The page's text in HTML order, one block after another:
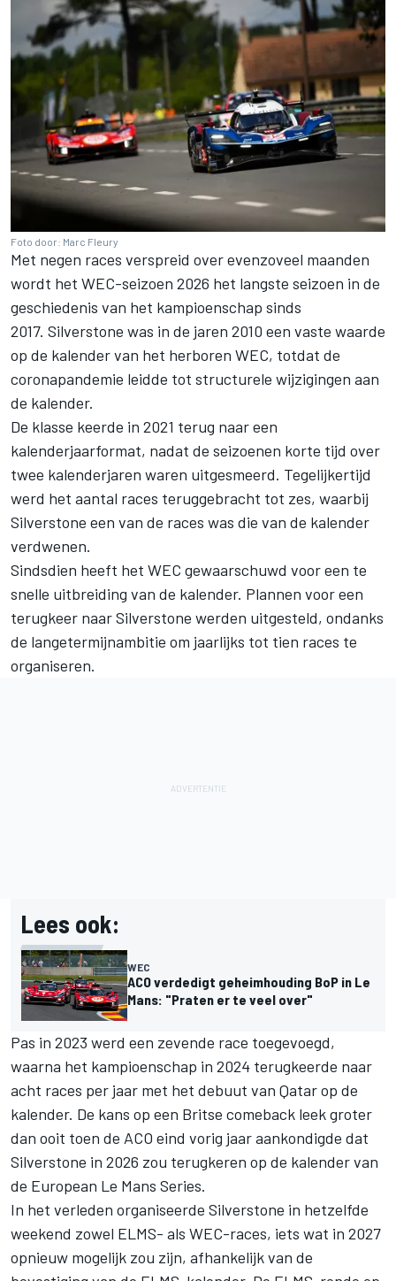
Foto door: Marc Fleury
Met negen races verspreid over evenzoveel maanden
wordt het WEC-seizoen 2026 het langste seizoen in de
geschiedenis van het kampioenschap sinds
2017. Silverstone was in de jaren 2010 een vaste waarde
op de kalender van het herboren WEC, totdat de
coronapandemie leidde tot structurele wijzigingen aan
de kalender.
De klasse keerde in 2021 terug naar een
kalenderjaarformat, nadat de seizoenen korte tijd over
twee kalenderjaren waren uitgesmeerd. Tegelijkertijd
werd het aantal races teruggebracht tot zes, waarbij
Silverstone een van de races was die van de kalender
verdwenen.
Sindsdien heeft het WEC gewaarschuwd voor een te
snelle uitbreiding van de kalender. Plannen voor een
terugkeer naar Silverstone werden uitgesteld, ondanks
de langetermijnambitie om jaarlijks tot tien races te
organiseren.
Lees ook:
WEC
ACO verdedigt geheimhouding BoP in Le
Mans: "Praten er te veel over"
Pas in 2023 werd een zevende race toegevoegd,
waarna het kampioenschap in 2024 terugkeerde naar
acht races per jaar met het debuut van Qatar op de
kalender. De kans op een Britse comeback leek groter
dan ooit toen de ACO eind vorig jaar aankondigde dat
Silverstone in 2026 zou terugkeren op de kalender van
de European Le Mans Series.
In het verleden organiseerde Silverstone in hetzelfde
weekend zowel ELMS- als WEC-races, iets wat in 2027
opnieuw mogelijk zou zijn, afhankelijk van de